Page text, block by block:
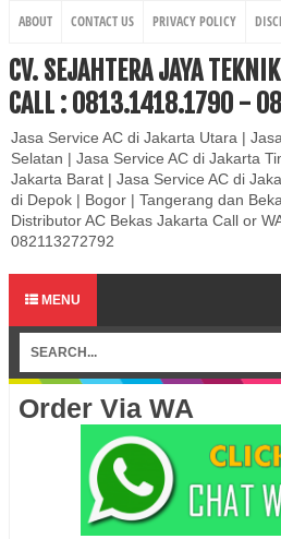
ABOUT CONTACT US PRIVACY POLICY
CV. SEJAHTERA JAYA
CALL : 0813.1418.1790 -
Jasa Service AC di Jakarta Utara |
Selatan | Jasa Service AC di Jakarta
Jakarta Barat | Jasa Service AC di
di Depok | Bogor | Tangerang dan
Distributor AC Bekas Jakarta Call or
082113272792
MENU
Order Via WA